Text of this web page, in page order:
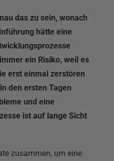
das zu sein, wonach
hätte eine
ein Risiko, weil es
erst einmal zerstören
den ersten Tagen
und eine
ist auf lange Sicht
zusammen, um eine